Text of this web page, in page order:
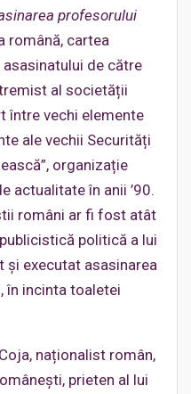
profesorului
română, cartea
de către
al societății
între vechi elemente
ale vechii Securități
organizație
actualitate în anii ’90.
români ar fi fost atât
politică a lui
și executat asasinarea
în incinta toaletei
naționalist român,
prieten al lui